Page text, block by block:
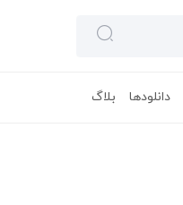
دانلودها بلاگ